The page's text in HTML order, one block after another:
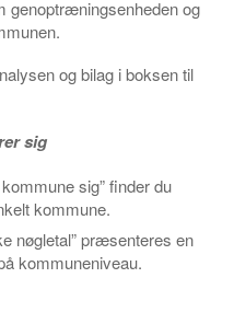
genoptræningsenheden og
og bilag i boksen til
sig
sig” finder du
kommune.
nøgletal” præsenteres en
kommuneniveau.